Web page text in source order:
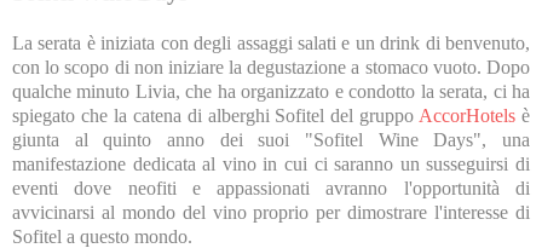
La serata è iniziata con degli assaggi salati e un drink di benvenuto,
con lo scopo di non iniziare la degustazione a stomaco vuoto. Dopo
qualche minuto Livia, che ha organizzato e condotto la serata, ci ha
spiegato che la catena di alberghi Sofitel del gruppo AccorHotels è
giunta al quinto anno dei suoi "Sofitel Wine Days", una
manifestazione dedicata al vino in cui ci saranno un susseguirsi di
eventi dove neofiti e appassionati avranno l'opportunità di
avvicinarsi al mondo del vino proprio per dimostrare l'interesse di
Sofitel a questo mondo.